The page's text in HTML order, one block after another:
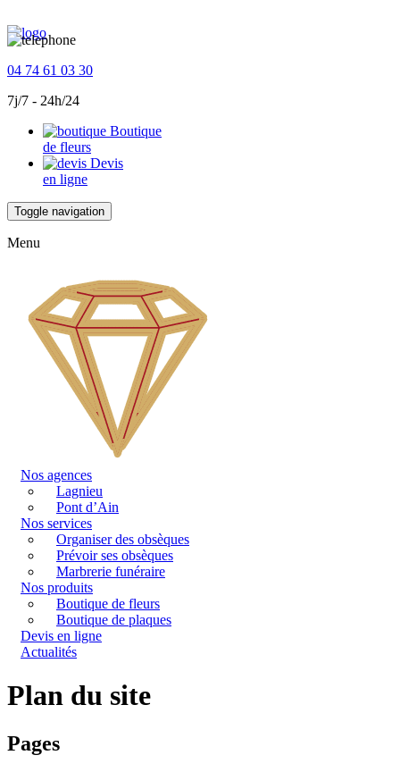
04 74 61 03 30
7j/7 - 24h/24
Boutique
de fleurs
Devis
en ligne
Toggle navigation
Menu
Nos agences
Lagnieu
Pont d’Ain
Nos services
Organiser des obsèques
Prévoir ses obsèques
Marbrerie funéraire
Nos produits
Boutique de fleurs
Boutique de plaques
Devis en ligne
Actualités
Plan du site
Pages